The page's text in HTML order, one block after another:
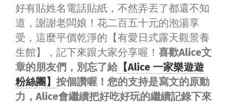
好有貼姓名電話貼紙，不然弄丟了都還不知
道，謝謝老闆娘！花二百五十元的泡湯享
受，這麼平價乾淨的【有愛日式露天觀景養
生館】，記下來跟大家分享喔！ 喜歡Alice文
章的朋友們，別忘了給【Alice 一家樂遊遊
粉絲團】 按個讚喔！您的支持是寫文的原動
力，Alice會繼續把好吃好玩的繼續記錄下來